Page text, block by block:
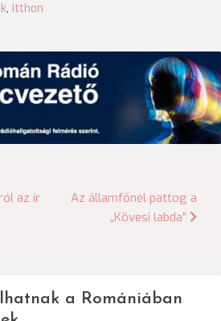
, Itthon
az ír
Az államfőnél pattog a
„Kövesi labda”
a Romániában